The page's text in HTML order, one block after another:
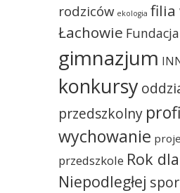
rodziców ekologia filia
Łachowie
gimnazjum
konkursy
przedszkolny
wychowanie
przedszkole Rok dla
Niepodległej